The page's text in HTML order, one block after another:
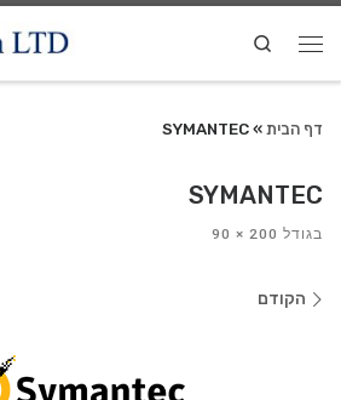
Search
דף הבית »
SYMANTEC
SYMANTEC
בגודל
ניווטהקודם